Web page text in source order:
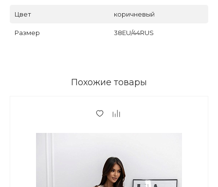
Цвет коричневый
Размер 38EU/44RUS
Похожие товары